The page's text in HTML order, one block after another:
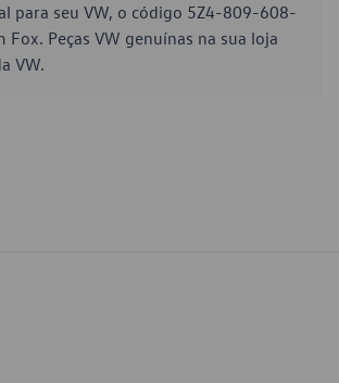
para seu VW, o código 5Z4-809-608-
Fox. Peças VW genuínas na sua loja
VW.